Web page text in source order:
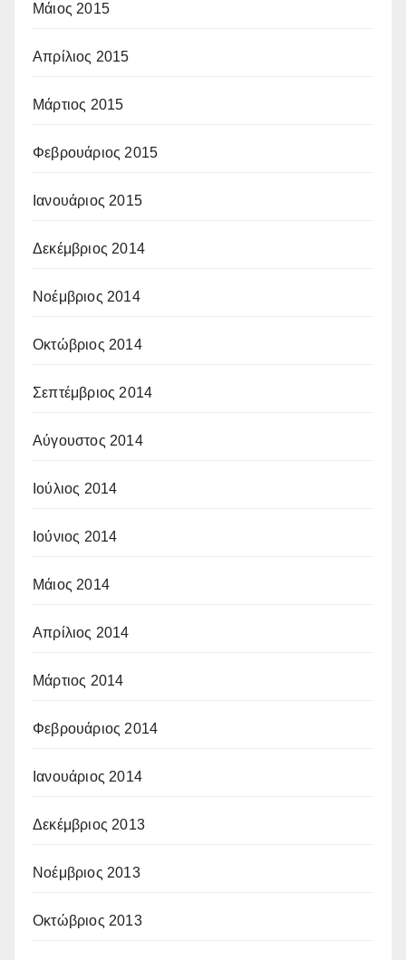
Μάιος 2015
Απρίλιος 2015
Μάρτιος 2015
Φεβρουάριος 2015
Ιανουάριος 2015
Δεκέμβριος 2014
Νοέμβριος 2014
Οκτώβριος 2014
Σεπτέμβριος 2014
Αύγουστος 2014
Ιούλιος 2014
Ιούνιος 2014
Μάιος 2014
Απρίλιος 2014
Μάρτιος 2014
Φεβρουάριος 2014
Ιανουάριος 2014
Δεκέμβριος 2013
Νοέμβριος 2013
Οκτώβριος 2013